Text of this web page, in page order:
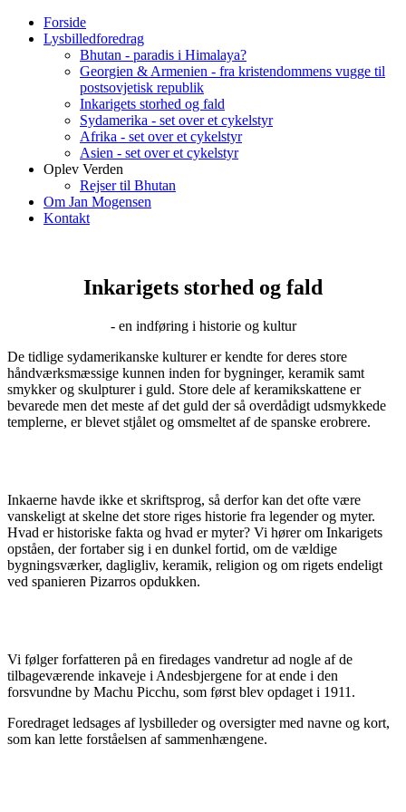
Forside
Lysbilledforedrag
Bhutan - paradis i Himalaya?
Georgien & Armenien - fra kristendommens vugge til
postsovjetisk republik
Inkarigets storhed og fald
Sydamerika - set over et cykelstyr
Afrika - set over et cykelstyr
Asien - set over et cykelstyr
Oplev Verden
Rejser til Bhutan
Om Jan Mogensen
Kontakt
Inkarigets storhed og fald
- en indføring i historie og kultur
De tidlige sydamerikanske kulturer er kendte for deres store
håndværksmæssige kunnen inden for bygninger, keramik samt
smykker og skulpturer i guld. Store dele af keramikskattene er
bevarede men det meste af det guld der så overdådigt udsmykkede
templerne, er blevet stjålet og omsmeltet af de spanske erobrere.
Inkaerne havde ikke et skriftsprog, så derfor kan det ofte være
vanskeligt at skelne det store riges historie fra legender og myter.
Hvad er historiske fakta og hvad er myter? Vi hører om Inkarigets
opståen, der fortaber sig i en dunkel fortid, om de vældige
bygningsværker, dagligliv, keramik, religion og om rigets endeligt
ved spanieren Pizarros opdukken.
Vi følger forfatteren på en firedages vandretur ad nogle af de
tilbageværende inkaveje i Andesbjergene for at ende i den
forsvundne by Machu Picchu, som først blev opdaget i 1911.
Foredraget ledsages af lysbilleder og oversigter med navne og kort,
som kan lette forståelsen af sammenhængene.